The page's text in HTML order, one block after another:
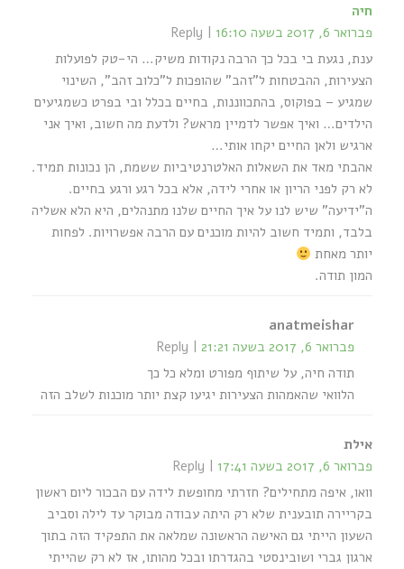
חיה
פברואר 6, 2017 בשעה 16:10
Reply
ענת, נגעת בי בכל כך הרבה נקודות משיק… הי-טק לפועלות
הצעירות, ההבטחות ל"זהב" שהופכות ל"כלוב זהב", השינוי
שמגיע – בפוקוס, בהתכווננות, בחיים בכלל ובי בפרט כשמגיעים
הילדים… ואיך אפשר לדמיין מראש? ולדעת מה חשוב, ואיך אני
ארגיש ולאן החיים יקחו אותי…
אהבתי מאד את השאלות האלטרנטיביות ששמת, הן נכונות תמיד.
לא רק לפני הריון או אחרי לידה, אלא בכל רגע ורגע בחיים.
ה"ידיעה" שיש לנו על איך החיים שלנו מתנהלים, היא הלא אשליה
בלבד, ותמיד חשוב להיות מוכנים עם הרבה אפשרויות. לפחות
יותר מאחת
המון תודה.
anatmeishar
פברואר 6, 2017 בשעה 21:21
Reply
תודה חיה, על שיתוף מפורט ומלא כל כך
הלוואי שהאמהות הצעירות יגיעו קצת יותר מוכנות לשלב הזה
אילת
פברואר 6, 2017 בשעה 17:41
Reply
וואו, איפה מתחילים? חזרתי מחופשת לידה עם הבכור ליום ראשון
בקריירה תובענית שלא רק היתה עבודה מבוקר עד לילה וסביב
השעון הייתי גם האישה הראשונה שמלאה את התפקיד הזה בתוך
ארגון גברי ושובינסטי בהגדרתו ובכל מהותו, אז לא רק שהייתי